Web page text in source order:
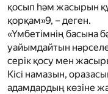
қосып һәм жасырын
қорқам»9, – деген.
«Үмбетімнің басына
уайымдайтын
серік қосу мен
Кісі намазын,
адамдардың көзіне